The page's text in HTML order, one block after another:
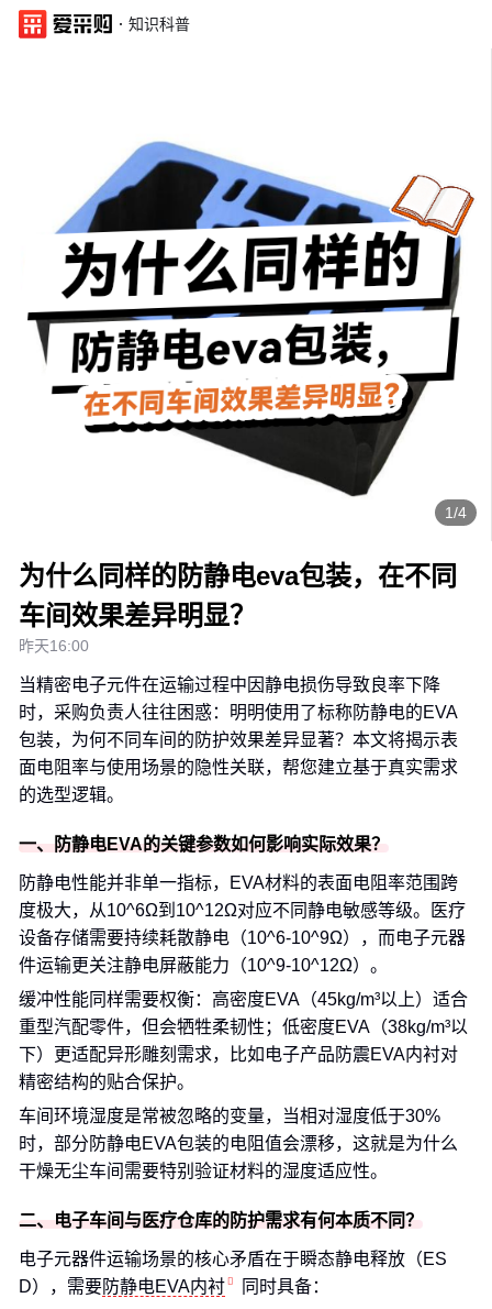
· 知识科普
1/4
为什么同样的防静电eva包装，在不同
车间效果差异明显？
昨天16:00
当精密电子元件在运输过程中因静电损伤导致良率下降
时，采购负责人往往困惑：明明使用了标称防静电的EVA
包装，为何不同车间的防护效果差异显著？本文将揭示表
面电阻率与使用场景的隐性关联，帮您建立基于真实需求
的选型逻辑。
一、防静电EVA的关键参数如何影响实际效果？
防静电性能并非单一指标，EVA材料的表面电阻率范围跨
度极大，从10^6Ω到10^12Ω对应不同静电敏感等级。医疗
设备存储需要持续耗散静电（10^6-10^9Ω），而电子元器
件运输更关注静电屏蔽能力（10^9-10^12Ω）。
缓冲性能同样需要权衡：高密度EVA（45kg/m³以上）适合
重型汽配零件，但会牺牲柔韧性；低密度EVA（38kg/m³以
下）更适配异形雕刻需求，比如电子产品防震EVA内衬对
精密结构的贴合保护。
车间环境湿度是常被忽略的变量，当相对湿度低于30%
时，部分防静电EVA包装的电阻值会漂移，这就是为什么
干燥无尘车间需要特别验证材料的湿度适应性。
二、电子车间与医疗仓库的防护需求有何本质不同？
电子元器件运输场景的核心矛盾在于瞬态静电释放（ES
D），需要防静电EVA内衬 同时具备：